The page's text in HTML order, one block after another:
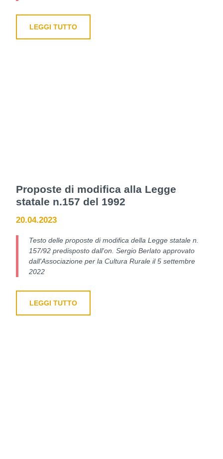
LEGGI TUTTO
Proposte di modifica alla Legge
statale n.157 del 1992
20.04.2023
Testo delle proposte di modifica della Legge statale n.
157/92 predisposto dall'on. Sergio Berlato approvato
dall'Associazione per la Cultura Rurale il 5 settembre
2022
LEGGI TUTTO